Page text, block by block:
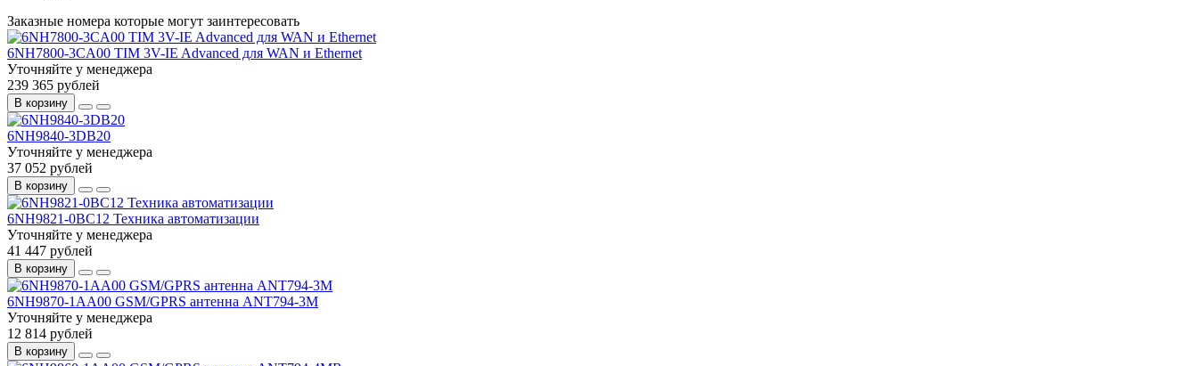
Заказные номера которые могут заинтересовать
6NH7800-3CA00 TIM 3V-IE Advanced для WAN и Ethernet
Уточняйте у менеджера
239 365 рублей
В корзину
6NH9840-3DB20
Уточняйте у менеджера
37 052 рублей
В корзину
6NH9821-0BC12 Техника автоматизации
Уточняйте у менеджера
41 447 рублей
В корзину
6NH9870-1AA00 GSM/GPRS антенна ANT794-3M
Уточняйте у менеджера
12 814 рублей
В корзину